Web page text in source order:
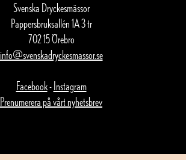
Svenska Dryckesmässor
Pappersbruksallén 1A 3 tr
702 15 Örebro
info@svenskadryckesmassor.se
Facebook- Instagram
Prenumerera på vårt nyhetsbrev